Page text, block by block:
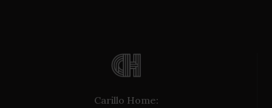
Carillo Home: